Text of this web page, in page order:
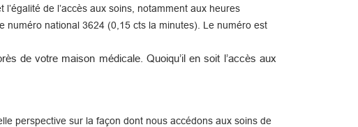
de l’accès aux soins, notamment aux heures
numéro national 3624 (0,15 cts la minutes). Le numéro est
de votre maison médicale. Quoiqu’il en soit l’accès aux
perspective sur la façon dont nous accédons aux soins de